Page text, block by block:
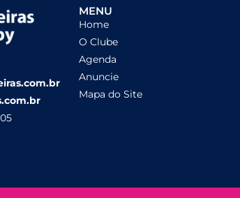
MENU
Home
O Clube
Agenda
Anuncie
Mapa do Site